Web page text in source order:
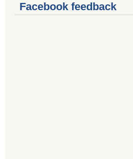
Facebook feedback